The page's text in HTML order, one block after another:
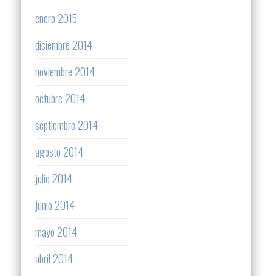
enero 2015
diciembre 2014
noviembre 2014
octubre 2014
septiembre 2014
agosto 2014
julio 2014
junio 2014
mayo 2014
abril 2014